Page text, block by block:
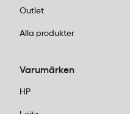
Outlet
Alla produkter
Varumärken
HP